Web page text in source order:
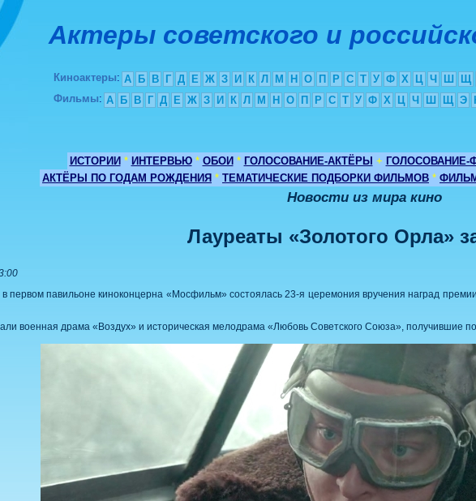
Актеры советского и
Киноактеры: А Б В Г Д Е Ж З И К Л М Н О П Р С Т У Ф Х Ц Ч Ш
Щ
Фильмы: А Б В Г Д Е Ж З И К Л М Н О П Р С Т У Ф Х Ц Ч Ш Щ Э
ИСТОРИИ * ИНТЕРВЬЮ * ОБОИ * ГОЛОСОВАНИЕ-АКТЁРЫ +
АКТЁРЫ ПО ГОДАМ РОЖДЕНИЯ * ТЕМАТИЧЕСКИЕ ПОДБОРКИ ФИЛЬМОВ *
Новости из мира кино
Лауреаты «Золотого Орла»
первом павильоне киноконцерна «Мосфильм» состоялась 23-я церемония вручения наград
военная драма «Воздух» и историческая мелодрама «Любовь Советского Союза», получившие